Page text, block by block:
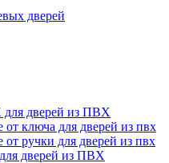
дверей
дверей из ПВХ
ключа для дверей из пвх
ручки для дверей из пвх
дверей из ПВХ